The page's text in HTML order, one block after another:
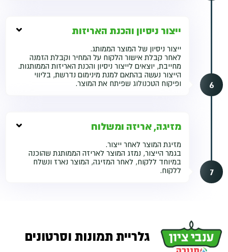
6
ייצור ניסיון והכנת האריזות
ייצור ניסיון של המוצר הממותג.
לאחר קבלת אישור הלקוח על המחיר וקבלת הזמנה
מחייבת, יוצאים לייצור ניסיון והכנת האריזות הממותגות.
הייצור נעשה בהתאם למנת מינימום נדרשת, בליווי
ופיקוח הטכנולוג שפיתח את המוצר.
7
מזיגה, אריזה ומשלוח
מזיגת המוצר לאחר ייצור.
בגמר הייצור, נמזג המוצר לאריזה הממותגת שהוכנה
במיוחד ללקוח, לאחר המזיגה, המוצר נארז ונשלח
ללקוח.
גלריית תמונות וסרטונים